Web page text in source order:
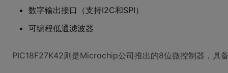
数字输出接口（支持I2C和SPI）
可编程低通滤波器
PIC18F27K42则是Microchip公司推出的8位微控制器，具